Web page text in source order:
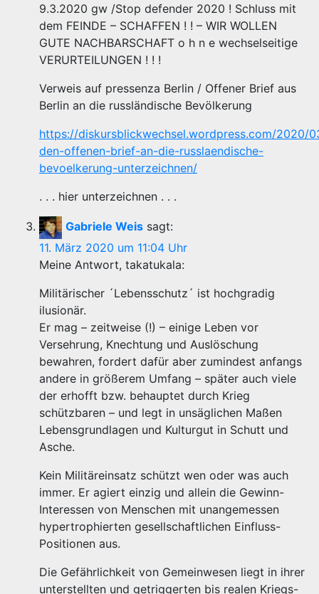
9.3.2020 gw /Stop defender 2020 ! Schluss mit
dem FEINDE – SCHAFFEN ! ! – WIR WOLLEN
GUTE NACHBARSCHAFT o h n e wechselseitige
VERURTEILUNGEN ! ! !
Verweis auf pressenza Berlin / Offener Brief aus
Berlin an die russländische Bevölkerung
https://diskursblickwechsel.wordpress.com/2020/
den-offenen-brief-an-die-russlaendische-
bevoelkerung-unterzeichnen/
. . . hier unterzeichnen . . .
Gabriele Weis sagt:
11. März 2020 um 11:04 Uhr
Meine Antwort, takatukala:
Militärischer ´Lebensschutz´ ist hochgradig
ilusionär.
Er mag – zeitweise (!) – einige Leben vor
Versehrung, Knechtung und Auslöschung
bewahren, fordert dafür aber zumindest anfangs
andere in größerem Umfang – später auch viele
der erhofft bzw. behauptet durch Krieg
schützbaren – und legt in unsäglichen Maßen
Lebensgrundlagen und Kulturgut in Schutt und
Asche.
Kein Militäreinsatz schützt wen oder was auch
immer. Er agiert einzig und allein die Gewinn-
Interessen von Menschen mit unangemessen
hypertrophierten gesellschaftlichen Einfluss-
Positionen aus.
Die Gefährlichkeit von Gemeinwesen liegt in ihrer
unterstellten und getriggerten bis realen Kriegs-